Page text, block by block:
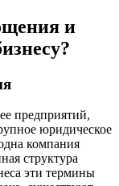
и
предприятий,
юридическое
компания
структура
эти термины